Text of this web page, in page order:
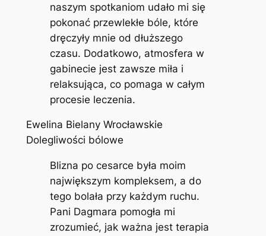
naszym spotkaniom udało mi się
pokonać przewlekłe bóle, które
dręczyły mnie od dłuższego
czasu. Dodatkowo, atmosfera w
gabinecie jest zawsze miła i
relaksująca, co pomaga w całym
procesie leczenia.
Ewelina Bielany Wrocławskie
Dolegliwości bólowe
Blizna po cesarce była moim
największym kompleksem, a do
tego bolała przy każdym ruchu.
Pani Dagmara pomogła mi
zrozumieć, jak ważna jest terapia